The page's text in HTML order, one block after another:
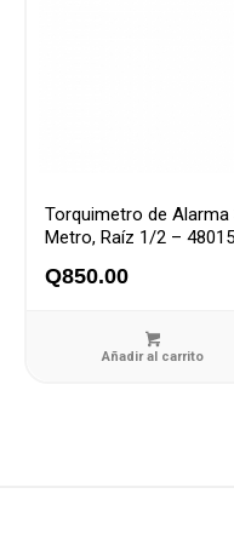
Torquimetro de
Metro, Raíz 1/2 –
Q850.00
Añadir al carrito